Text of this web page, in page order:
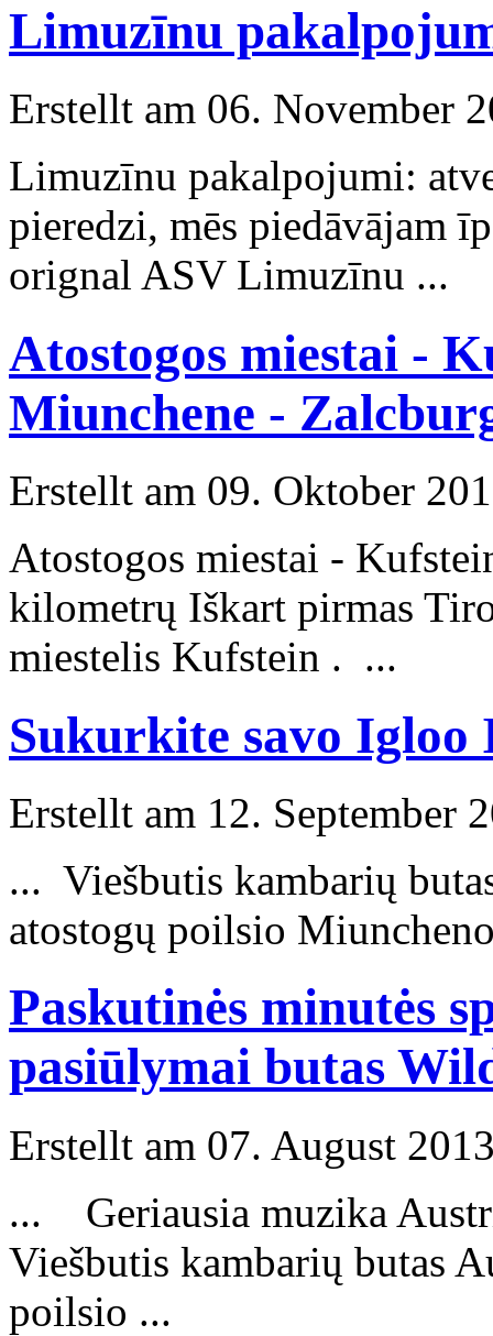
Limuzīnu
Erstellt am 06. November
Limuzīnu pakalpojumi:
pieredzi, mēs piedāvājam
orignal ASV Limuzīnu ...
Atostogos miestai -
Miunchene -
Erstellt am 09. Oktober
Atostogos miestai -
kilometrų Iškart pirmas
miestelis Kufstein . ...
Sukurkite savo Igloo
Erstellt am 12. September
... Viešbutis kambarių
atostogų poilsio
Paskutinės minutės
pasiūlymai butas
Erstellt am 07. August
... Geriausia muzika
Viešbutis kambarių butas
poilsio ...